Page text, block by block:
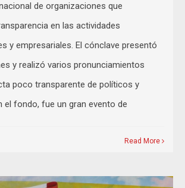
de organizaciones que
en las actividades
y empresariales. El cónclave presentó
y realizó varios pronunciamientos
poco transparente de políticos y
el fondo, fue un gran evento de
Read More